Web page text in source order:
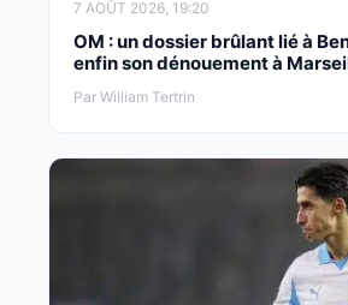
7 AOÛT 2026, 19:20
OM : un dossier brûlant lié à
enfin son dénouement à
Par William Tertrin